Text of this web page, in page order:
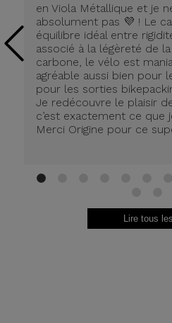
en Viola Métallique et je
absolument pas 💜 ! Le
équilibre idéal entre
associé à la légèreté de
carbone, le vélo est
agréable aussi bien pour
pour les sorties
Je redécouvre le plaisir
c’est exactement ce que
Merci Origine pour ce
1
Lire tous